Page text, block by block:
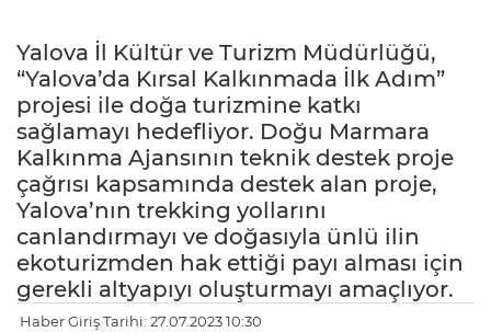
Yalova İl Kültür ve Turizm Müdürlüğü,
“Yalova’da Kırsal Kalkınmada İlk Adım”
projesi ile doğa turizmine katkı
sağlamayı hedefliyor. Doğu Marmara
Kalkınma Ajansının teknik destek proje
çağrısı kapsamında destek alan proje,
Yalova’nın trekking yollarını
canlandırmayı ve doğasıyla ünlü ilin
ekoturizmden hak ettiği payı alması için
gerekli altyapıyı oluşturmayı amaçlıyor.
Haber Giriş Tarihi: 27.07.2023 10:30